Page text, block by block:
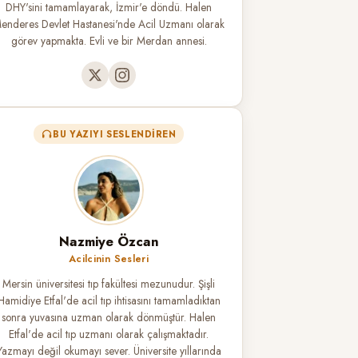
DHY'sini tamamlayarak, İzmir'e döndü. Halen
Devlet Hastanesi'nde Acil Uzmanı olarak
görev yapmakta. Evli ve bir Merdan annesi.
BU YAZIYI SESLENDIREN
Nazmiye Özcan
Acilcinin Sesleri
Mersin üniversitesi tıp fakültesi mezunudur. Şişli
Etfal'de acil tıp ihtisasını tamamladıktan
sonra yuvasına uzman olarak dönmüştür. Halen
Etfal'de acil tıp uzmanı olarak çalışmaktadır.
değil okumayı sever. Üniversite yıllarında